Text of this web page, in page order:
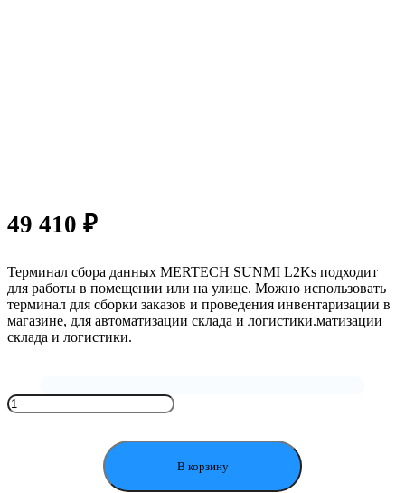
49 410 ₽
Терминал сбора данных MERTECH SUNMI L2Ks подходит
для работы в помещении или на улице. Можно использовать
терминал для сборки заказов и проведения инвентаризации в
магазине, для автоматизации склада и логистики.матизации
склада и логистики.
Количество
товара
В корзину